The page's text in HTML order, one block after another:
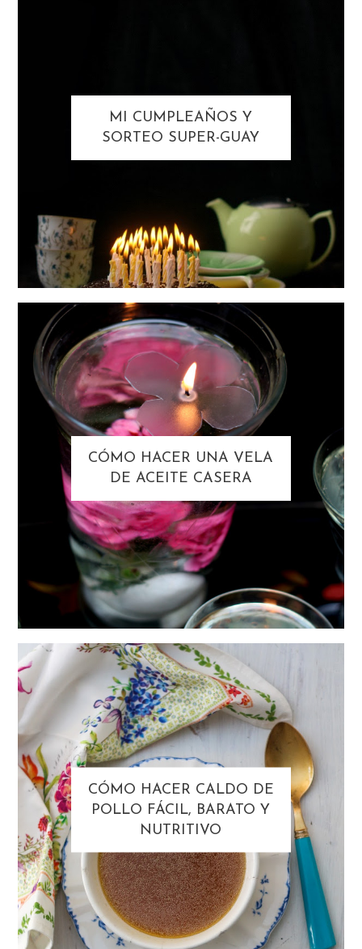
MI CUMPLEAÑOS Y
SORTEO SUPER-GUAY
CÓMO HACER UNA VELA
DE ACEITE CASERA
CÓMO HACER CALDO DE
POLLO FÁCIL, BARATO Y
NUTRITIVO